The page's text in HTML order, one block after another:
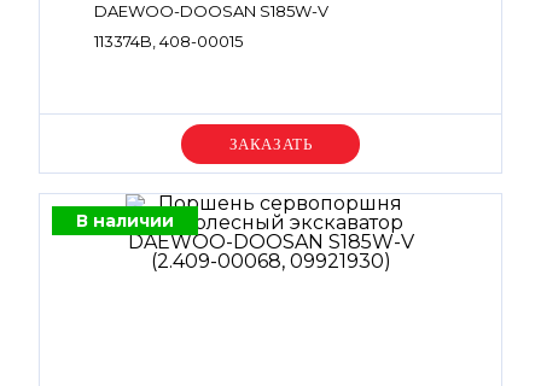
DAEWOO-DOOSAN S185W-V
113374B, 408-00015
Уточняйте цену
В наличии